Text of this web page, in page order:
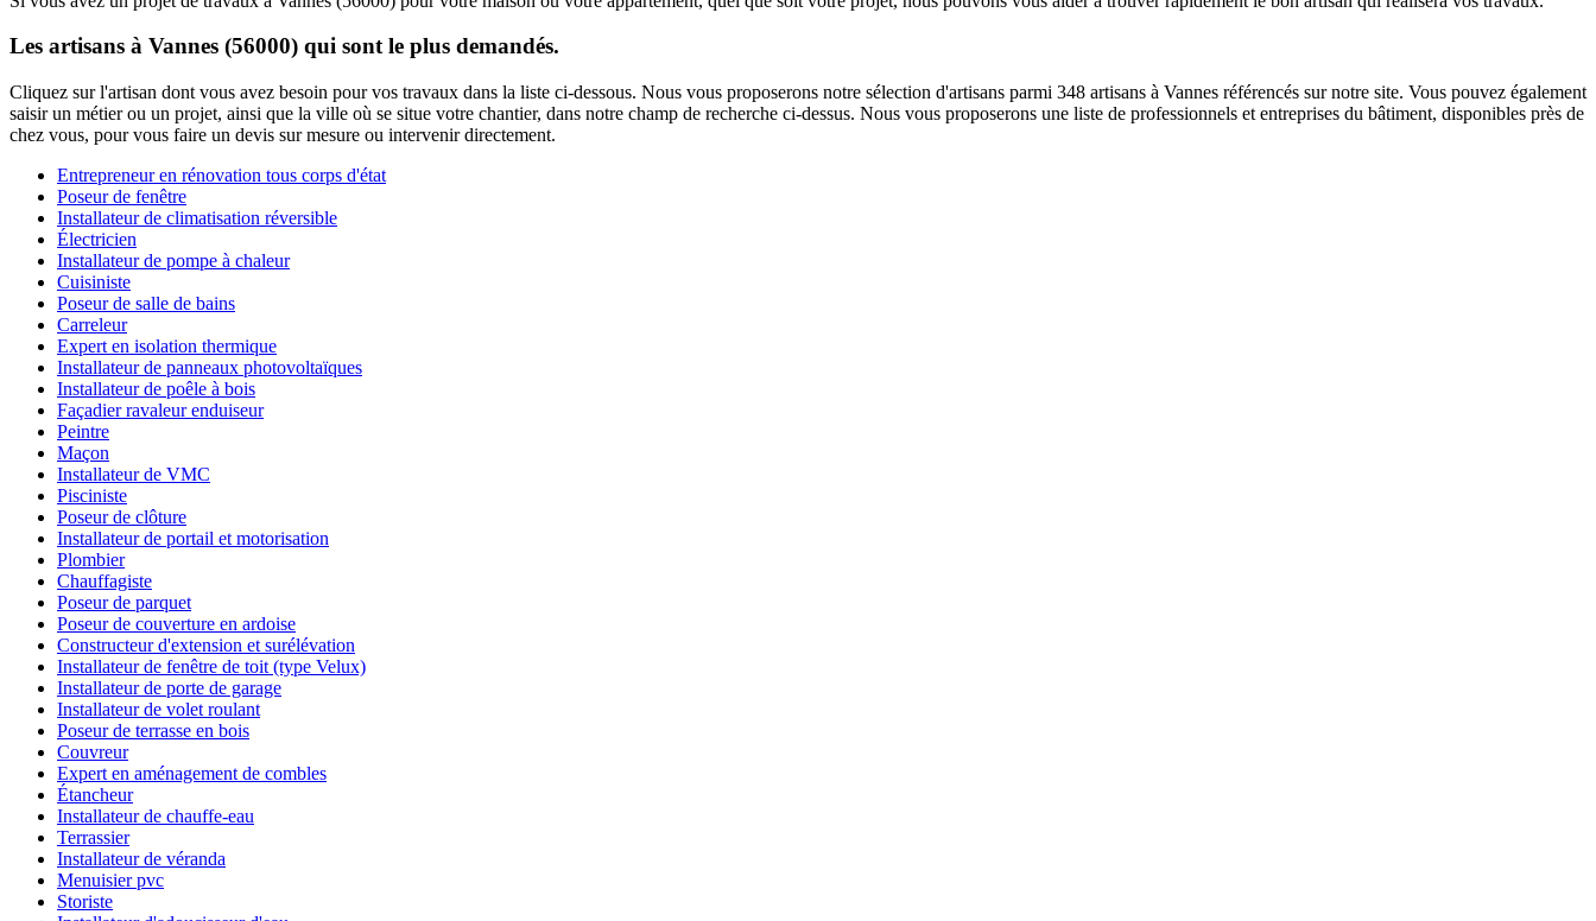
Les artisans à Vannes (56000) qui sont le plus demandés.
Cliquez sur l'artisan dont vous avez besoin pour vos travaux dans la liste ci-dessous. Nous vous proposerons notre sélection d'artisans parmi 348 artisans à Vannes référencés sur notre site. Vous pouvez également
saisir un métier ou un projet, ainsi que la ville où se situe votre chantier, dans notre champ de recherche ci-dessus. Nous vous proposerons une liste de professionnels et entreprises du bâtiment, disponibles près de
chez vous, pour vous faire un devis sur mesure ou intervenir directement.
Entrepreneur en rénovation tous corps d'état
Poseur de fenêtre
Installateur de climatisation réversible
Électricien
Installateur de pompe à chaleur
Cuisiniste
Poseur de salle de bains
Carreleur
Expert en isolation thermique
Installateur de panneaux photovoltaïques
Installateur de poêle à bois
Façadier ravaleur enduiseur
Peintre
Maçon
Installateur de VMC
Pisciniste
Poseur de clôture
Installateur de portail et motorisation
Plombier
Chauffagiste
Poseur de parquet
Poseur de couverture en ardoise
Constructeur d'extension et surélévation
Installateur de fenêtre de toit (type Velux)
Installateur de porte de garage
Installateur de volet roulant
Poseur de terrasse en bois
Couvreur
Expert en aménagement de combles
Étancheur
Installateur de chauffe-eau
Terrassier
Installateur de véranda
Menuisier pvc
Storiste